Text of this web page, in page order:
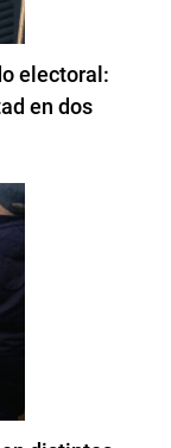
electoral:
en dos